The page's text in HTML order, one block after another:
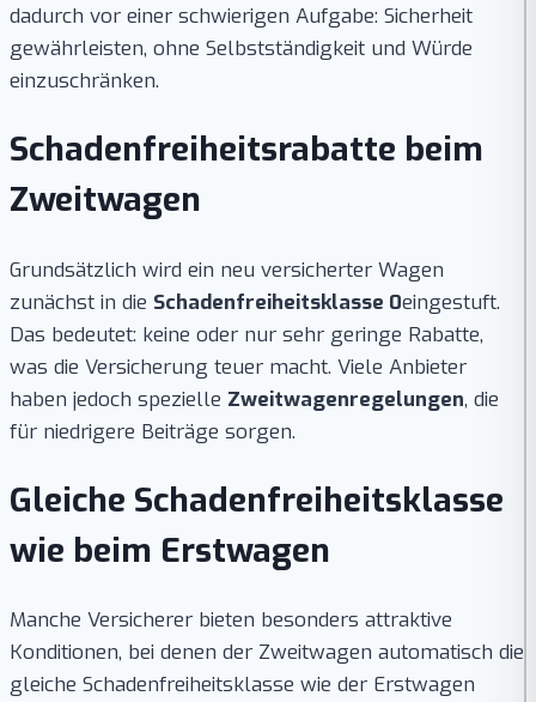
dadurch vor einer schwierigen Aufgabe: Sicherheit
gewährleisten, ohne Selbstständigkeit und Würde
einzuschränken.
Schadenfreiheitsrabatte beim
Zweitwagen
Grundsätzlich wird ein neu versicherter Wagen
zunächst in die Schadenfreiheitsklasse 0eingestuft.
Das bedeutet: keine oder nur sehr geringe Rabatte,
was die Versicherung teuer macht. Viele Anbieter
haben jedoch spezielle Zweitwagenregelungen, die
für niedrigere Beiträge sorgen.
Gleiche Schadenfreiheitsklasse
wie beim Erstwagen
Manche Versicherer bieten besonders attraktive
Konditionen, bei denen der Zweitwagen automatisch die
gleiche Schadenfreiheitsklasse wie der Erstwagen